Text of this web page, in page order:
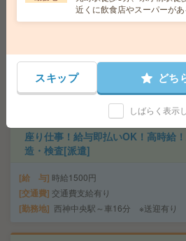
給 与 時給1350円
交通費 交通費支給有り
勤務地 西神中央駅～車10分 ※送迎有り
座り仕事！給与即払いOK！高時給
造・検査[派遣]
給 与 時給1500円
交通費 交通費支給有り
勤務地 西神中央駅～車16分 ※送迎有り
近くに飲食店やスーパーが
エリア
スキップ どち
しばらく表示